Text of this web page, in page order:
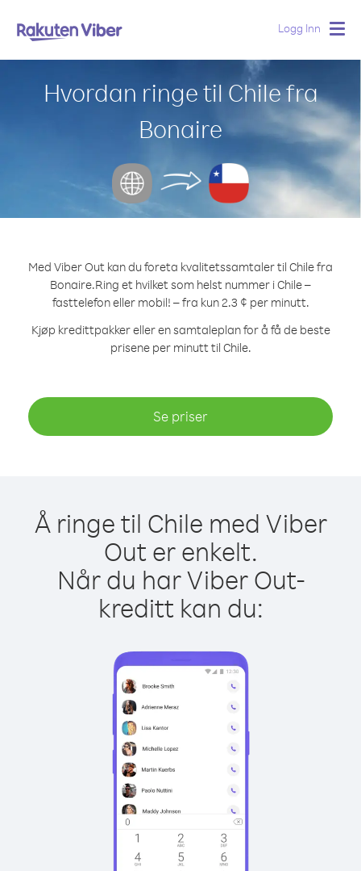
Logg Inn
Hvordan ringe til Chile fra
Bonaire
Med Viber Out kan du foreta kvalitetssamtaler til Chile fra
Bonaire.Ring et hvilket som helst nummer i Chile –
fasttelefon eller mobil! – fra kun 2.3 ¢ per minutt.
Kjøp kredittpakker eller en samtaleplan for å få de beste
prisene per minutt til Chile.
Se priser
Å ringe til Chile med Viber
Out er enkelt.
Når du har Viber Out-
kreditt kan du: